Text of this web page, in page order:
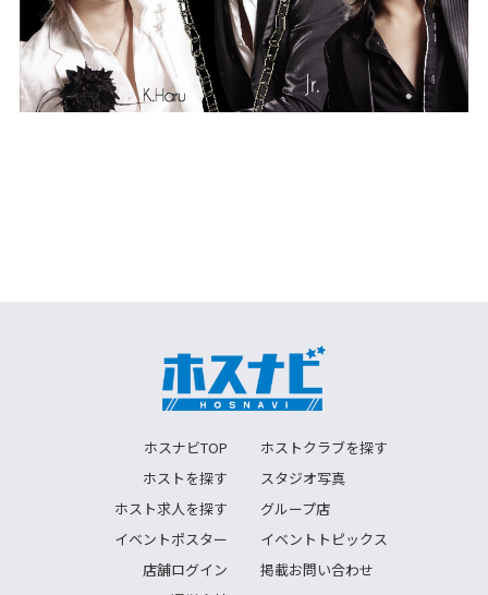
ホスナビTOP
ホストクラブを探す
ホストを探す
スタジオ写真
ホスト求人を探す
グループ店
イベントポスター
イベントトピックス
店舗ログイン
掲載お問い合わせ